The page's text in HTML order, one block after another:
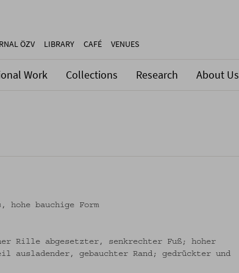
ÖZV LIBRARY CAFÉ VENUES
Work Collections Research About Us
hohe bauchige Form
Rille abgesetzter, senkrechter Fuß; hoher
ausladender, gebauchter Rand; gedrückter und